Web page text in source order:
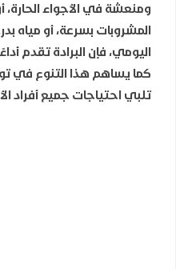
ومنعشة في الأجواء الحارة،
المشروبات بسرعة، أو مياه
اليومي، فإن البرادة تقدم
كما يساهم هذا التنوع في
تلبي احتياجات جميع أفراد